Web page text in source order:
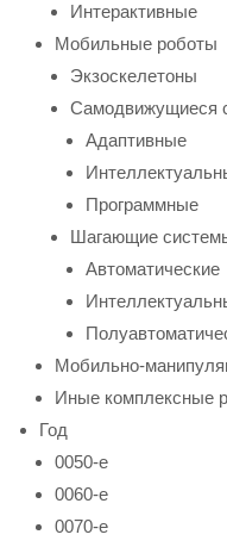
Интерактивные
Мобильные роботы
Экзоскелетоны
Самодвижущиеся
Адаптивные
Программные
Шагающие
Автоматические
Мобильно-
Иные комплексные
Год
0050-е
0060-е
0070-е